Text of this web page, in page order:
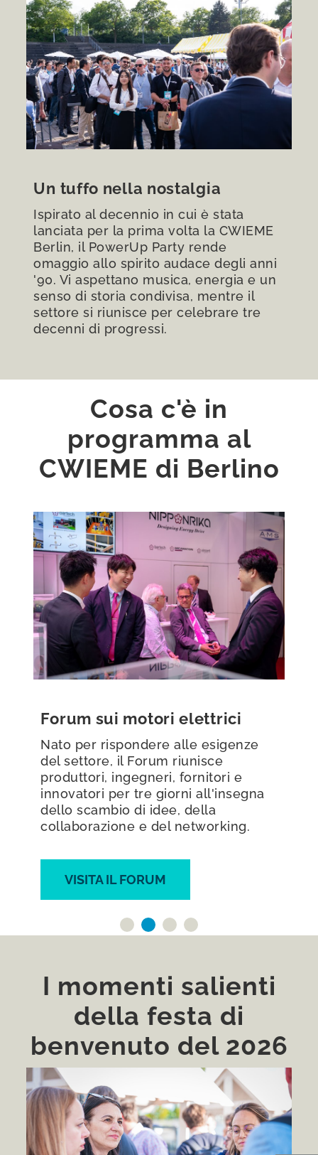
Un tuffo nella nostalgia
Ispirato al decennio in cui è stata
lanciata per la prima volta la CWIEME
Berlin, il PowerUp Party rende
omaggio allo spirito audace degli anni
'90. Vi aspettano musica, energia e un
senso di storia condivisa, mentre il
settore si riunisce per celebrare tre
decenni di progressi.
Cosa c'è in
programma al
CWIEME di Berlino
elettrici
alle esigenze
riunisce
fornitori e
all'insegna
della
networking.
Aree espositive
Dai padiglioni
innovazioni
spazi espositivi
meglio che il settore ha
I momenti salienti
della festa di
benvenuto del 2026